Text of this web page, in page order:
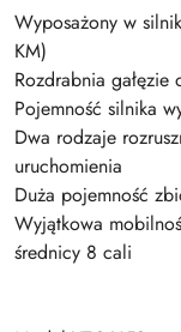
Wyposażony w
KM)
Rozdrabnia
Pojemność silnika
Dwa rodzaje
uruchomienia
Duża pojemność
Wyjątkowa
średnicy 8 cali